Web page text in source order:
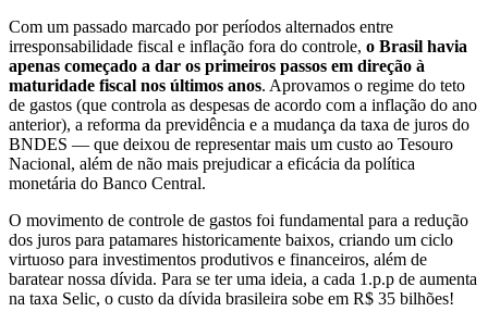
Com um passado marcado por períodos alternados entre
irresponsabilidade fiscal e inflação fora do controle, o Brasil havia
apenas começado a dar os primeiros passos em direção à
maturidade fiscal nos últimos anos. Aprovamos o regime do teto
de gastos (que controla as despesas de acordo com a inflação do ano
anterior), a reforma da previdência e a mudança da taxa de juros do
BNDES — que deixou de representar mais um custo ao Tesouro
Nacional, além de não mais prejudicar a eficácia da política
monetária do Banco Central.
O movimento de controle de gastos foi fundamental para a redução
dos juros para patamares historicamente baixos, criando um ciclo
virtuoso para investimentos produtivos e financeiros, além de
baratear nossa dívida. Para se ter uma ideia, a cada 1.p.p de aumenta
na taxa Selic, o custo da dívida brasileira sobe em R$ 35 bilhões!